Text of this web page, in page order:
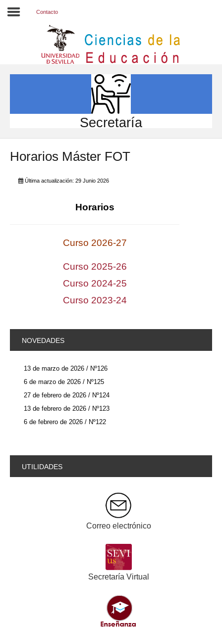
INVESTIGACIÓN
INTERNACIONAL
Directorio FCCE
Contacto
Secretaría
Horarios Máster FOT
Última actualización: 29 Junio 2026
Horarios
Curso 2026-27
Curso 2025-26
Curso 2024-25
Curso 2023-24
NOVEDADES
13 de marzo de 2026 / Nº126
6 de marzo de 2026 / Nº125
27 de febrero de 2026 / Nº124
13 de febrero de 2026 / Nº123
6 de febrero de 2026 / Nº122
UTILIDADES
Correo electrónico
Secretaría Virtual